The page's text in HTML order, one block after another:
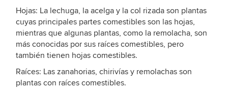
Hojas: La lechuga, la acelga y la col rizada son plantas
cuyas principales partes comestibles son las hojas,
mientras que algunas plantas, como la remolacha, son
más conocidas por sus raíces comestibles, pero
también tienen hojas comestibles.
Raíces: Las zanahorias, chirivías y remolachas son
plantas con raíces comestibles.